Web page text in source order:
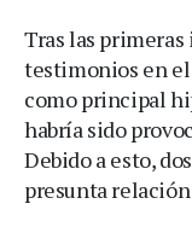
Tras las
testimonios en el
como principal
habría sido
Debido a esto,
presunta